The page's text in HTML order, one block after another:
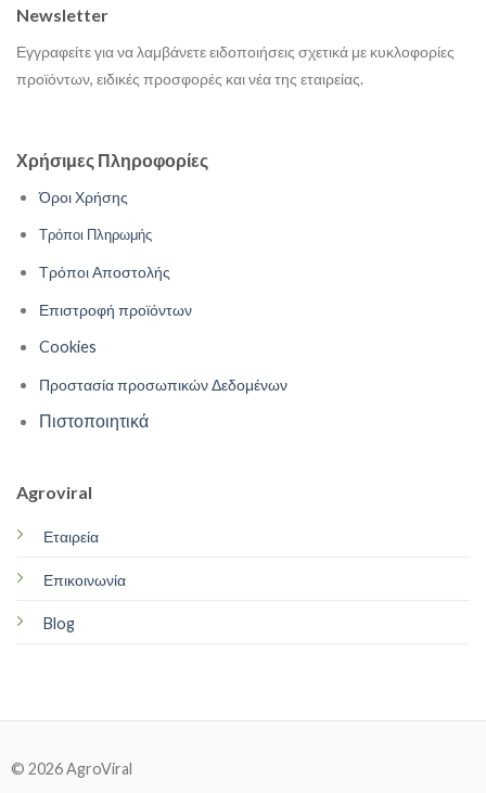
Χρήσιμες Πληροφορίες
Όροι Χρήσης
Τρόποι Πληρωμής
Τρόποι Αποστολής
Επιστροφή προϊόντων
Cookies
Προστασία προσωπικών Δεδομένων
Πιστοποιητικά
Agroviral
Εταιρεία
Επικοινωνία
Blog
Newsletter
Εγγραφείτε για να λαμβάνετε ειδοποιήσεις σχετικά με κυκλοφορίες
προϊόντων, ειδικές προσφορές και νέα της εταιρείας.
© 2026 AgroViral